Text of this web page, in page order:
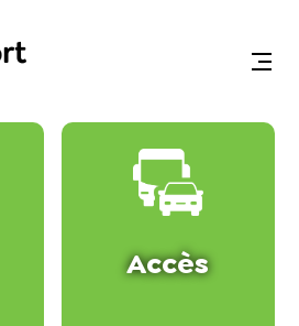
Accès